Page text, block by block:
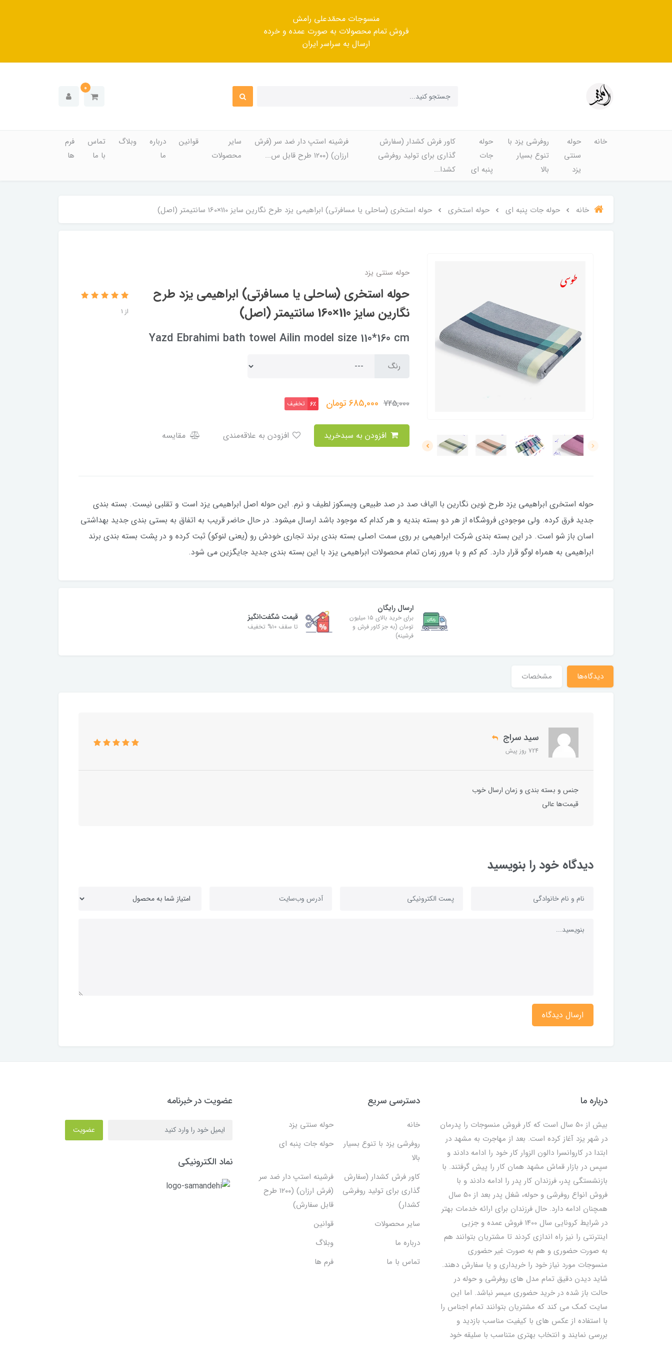
منسوجات محمّدعلی رامش
فروش تمام محصولات به صورت عمده و خرده
ارسال به سراسر ایران
0
خانه
حوله
سنتی
یزد
روفرشی یزد با
تنوع بسیار
بالا
حوله
جات
پنبه ای
کاور فرش کشدار (سفارش
گذاری برای تولید روفرشی
کشدا...
فرشینه استپ دار ضد سر (فرش
ارزان) (۱۲۰۰ طرح قابل س...
سایر
محصولات
قوانین
درباره
ما
وبلاگ
تماس
با ما
فرم
ها
خانه حوله جات پنبه ای حوله استخری حوله استخری (ساحلی یا مسافرتی) ابراهیمی یزد طرح نگارین سایز 110×160 سانتیمتر (اصل)
حوله سنتی یزد
حوله استخری (ساحلی یا مسافرتی) ابراهیمی یزد طرح
نگارین سایز 110×160 سانتیمتر (اصل)
از 1
Yazd Ebrahimi bath towel Ailin model size 110*160 cm
رنگ
725,000
685,000تومان 6٪ تخفیف
مقایسه
حوله استخری ابراهیمی یزد طرح نوین نگارین با الیاف صد در صد طبیعی ویسکوز لطیف و نرم. این حوله اصل ابراهیمی یزد است و تقلبی نیست. بسته بندی
جدید فرق کرده. ولی موجودی فروشگاه از هر دو بسته بندیه و هر کدام که موجود باشد ارسال میشود. در حال حاضر قریب به اتفاق به بستی بندی جدید بهداشتی
اسان باز شو است. در این بسته بندی شرکت ابراهیمی بر روی سمت اصلی بسته بندی برند تجاری خودش رو (یعنی لنوکو) ثبت کرده و در پشت بسته بندی برند
ابراهیمی به همراه لوگو قرار دارد. کم کم و با مرور زمان تمام محصولات ابراهیمی یزد با این بسته بندی جدید جایگزین می شود.
ارسال رایگان
برای خرید بالای ۱۵ میلیون
تومان (به جز کاور فرش و
فرشینه)
قیمت شگفت‌انگیز
تا سقف ۱۰% تخفیف
دیدگاه‌ها مشخصات
سید سراج
724 روز پیش
جنس و بسته بندی و زمان ارسال خوب
قیمت‌ها عالی
دیدگاه خود را بنویسید
ارسال دیدگاه
درباره ما
بیش از 50 سال است که کار فروش منسوجات را پدرمان
در شهر یزد آغاز کرده است. بعد از مهاجرت به مشهد در
ابتدا در کاروانسرا دالون الزوار کار خود را ادامه دادند و
سپس در بازار قماش مشهد همان کار را پیش گرفتند. با
بازنشستگی پدر، فرزندان کار پدر را ادامه دادند و با
فروش انواع روفرشی و حوله، شغل پدر بعد از 50 سال
همچنان ادامه دارد. حال فرزندان برای ارائه خدمات بهتر
در شرایط کرونایی سال 1400 فروش عمده و جزیی
اینترنتی را نیز راه اندازی کردند تا مشتریان بتوانند هم
به صورت حضوری و هم به صورت غیر حضوری
منسوجات مورد نیاز خود را خریداری و یا سفارش دهند.
شاید دیدن دقیق تمام مدل های روفرشی و حوله در
حالت باز شده در خرید حضوری میسر نباشد. اما این
سایت کمک می کند که مشتریان بتوانند تمام اجناس را
با استفاده از عکس های با کیفیت مناسب بازدید و
بررسی نمایند و انتخاب بهتری متناسب با سلیقه خود
دسترسی سریع
خانه
حوله سنتی یزد
روفرشی یزد با تنوع بسیار
بالا
حوله جات پنبه ای
کاور فرش کشدار (سفارش
گذاری برای تولید روفرشی
کشدار)
فرشینه استپ دار ضد سر
(فرش ارزان) (۱۲۰۰ طرح
قابل سفارش)
سایر محصولات
قوانین
درباره ما
وبلاگ
تماس با ما
فرم ها
عضویت در خبرنامه
عضویت
نماد الکترونیکی